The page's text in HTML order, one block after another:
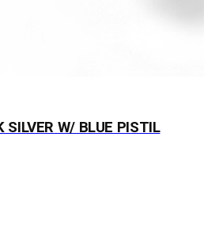
W/ BLUE PISTIL